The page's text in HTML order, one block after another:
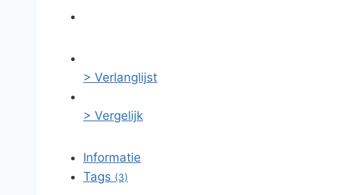
> Verlanglijst
> Vergelijk
Informatie
Tags (3)